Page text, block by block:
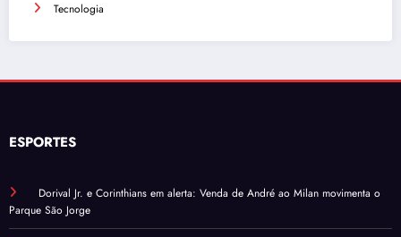
Tecnologia
ESPORTES
Dorival Jr. e Corinthians em alerta: Venda de André ao Milan movimenta o
Parque São Jorge